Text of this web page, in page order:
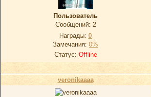
Пользователь
Сообщений: 2
Награды: 0
Замечания: 0%
Статус: Offline
veronikaaaa